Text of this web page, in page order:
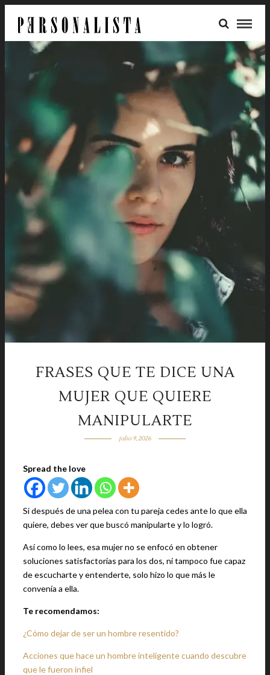
FRASES QUE TE DICE UNA
MUJER QUE QUIERE
MANIPULARTE
julio 9, 2026
Spread the love
Si después de una pelea con tu pareja cedes ante lo que ella
quiere, debes ver que buscó manipularte y lo logró.
Así como lo lees, esa mujer no se enfocó en obtener
soluciones satisfactorias para los dos, ni tampoco fue capaz
de escucharte y entenderte, solo hizo lo que más le
convenía a ella.
Te recomendamos:
¿Cómo dejar de ser un hombre resentido?
Acciones que hace un hombre inteligente cuando descubre
que le fueron infiel